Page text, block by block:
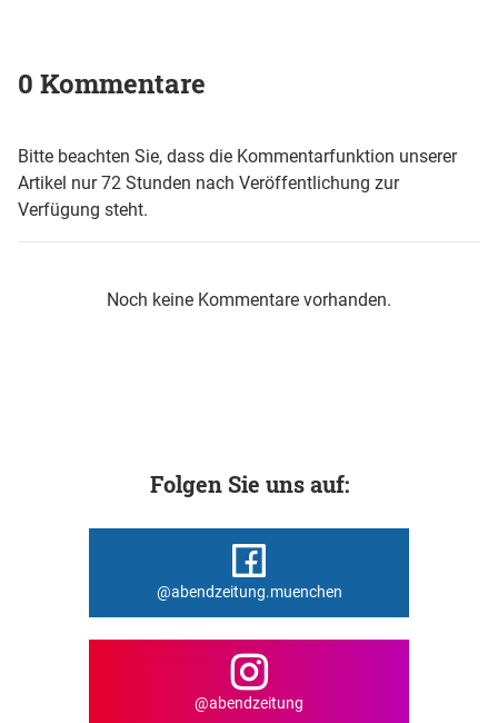
0 Kommentare
Bitte beachten Sie, dass die Kommentarfunktion unserer
Artikel nur 72 Stunden nach Veröffentlichung zur
Verfügung steht.
Noch keine Kommentare vorhanden.
Folgen Sie uns auf:
@abendzeitung.muenchen
@abendzeitung